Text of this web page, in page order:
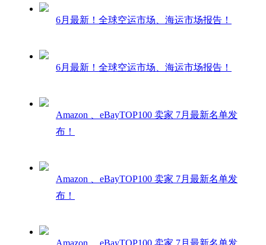
6月最新！全球空运市场、海运市场报告！
6月最新！全球空运市场、海运市场报告！
Amazon 、eBayTOP100 卖家 7月最新名单发
布！
Amazon 、eBayTOP100 卖家 7月最新名单发
布！
Amazon 、eBayTOP100 卖家 7月最新名单发